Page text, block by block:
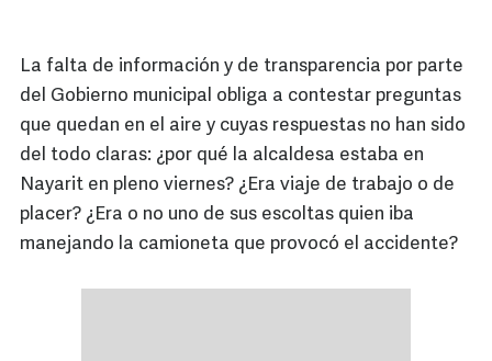
La falta de información y de transparencia por parte
del Gobierno municipal obliga a contestar preguntas
que quedan en el aire y cuyas respuestas no han sido
del todo claras: ¿por qué la alcaldesa estaba en
Nayarit en pleno viernes? ¿Era viaje de trabajo o de
placer? ¿Era o no uno de sus escoltas quien iba
manejando la camioneta que provocó el accidente?